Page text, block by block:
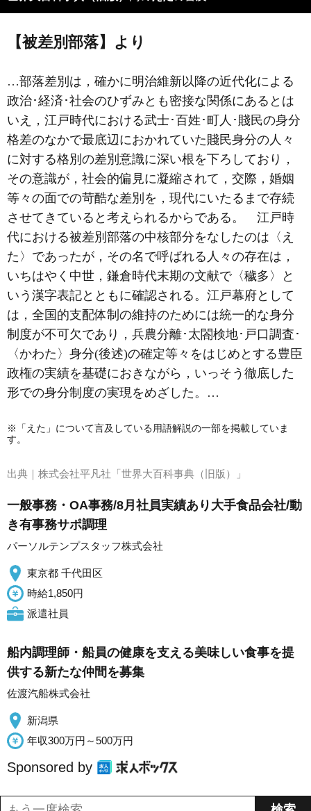
【被差別部落】より
…部落差別は，確かに明治維新以降の近代化による
政治･経済･社会のひずみとも密接な関係にあるとは
いえ，江戸時代における武士･百姓･町人･賤民の身分
格差のなかで最底辺におかれていた賤民身分の人々
に対する格別の差別意識に深い根を下ろしており，
その意識が，社会的偏見に凝縮されて，交際，婚姻
等々の面での苛酷な差別を，現代にいたるまで存続
させてきていると考えられるからである。 江戸時
代における被差別部落の中核部分をなしたのは〈え
た〉であったが，その名で呼ばれる人々の存在は，
いちはやく中世，鎌倉時代末期の文献で〈穢多〉と
いう漢字表記とともに確認される。江戸幕府として
は，全国的支配体制の維持のためには統一的な身分
制度が不可欠であり，兵農分離･太閤検地･戸口調査･
〈かわた〉身分(後述)の確定等々をはじめとする豊臣
政権の実績を基礎におきながら，いっそう徹底した
形での身分制度の実現をめざした。…
※「えた」について言及している用語解説の一部を掲載していま
す。
出典｜ 株式会社平凡社「世界大百科事典（旧版）」
一般事務・OA事務/8月社員実績あり大手食品会社/動
き有事務サポ調理
パーソルテンプスタッフ株式会社
東京都 千代田区
時給1,850円
派遣社員
船内調理師・船員の健康を支える美味しい食事を提
供する新たな仲間を募集
佐渡汽船株式会社
新潟県
年収300万円～500万円
Sponsored by